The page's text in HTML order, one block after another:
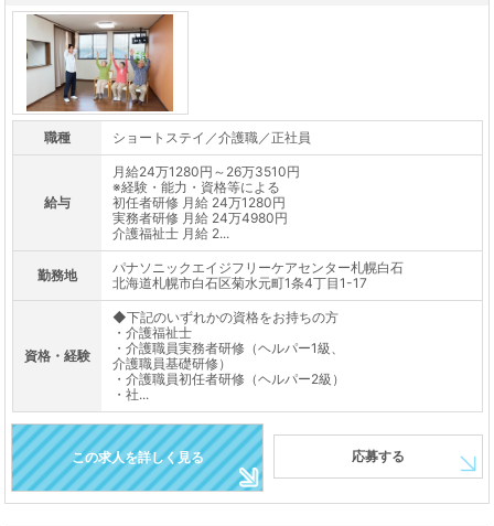
職種 ショートステイ／介護職／正社員
給与
月給24万1280円～26万3510円
※経験・能力・資格等による
初任者研修 月給 24万1280円
実務者研修 月給 24万4980円
介護福祉士 月給 2...
勤務地
パナソニックエイジフリーケアセンター札幌白石
北海道札幌市白石区菊水元町1条4丁目1-17
資格・経験
◆下記のいずれかの資格をお持ちの方
・介護福祉士
・介護職員実務者研修（ヘルパー1級、
介護職員基礎研修）
・介護職員初任者研修（ヘルパー2級）
・社...
この求人を詳しく見る 応募する